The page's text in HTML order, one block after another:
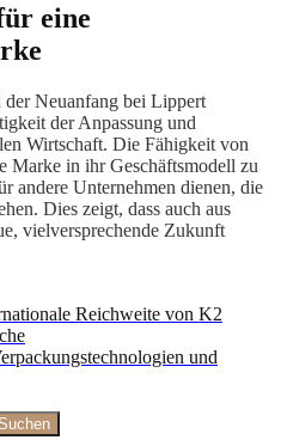
eine
der Neuanfang bei Lippert
der Anpassung und
Wirtschaft. Die Fähigkeit von
Marke in ihr Geschäftsmodell zu
andere Unternehmen dienen, die
Dies zeigt, dass auch aus
vielversprechende Zukunft
Reichweite von K2
und
Suchen